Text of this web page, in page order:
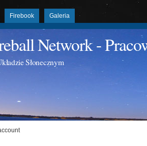
Firebook Galeria
Network -
Słonecznym